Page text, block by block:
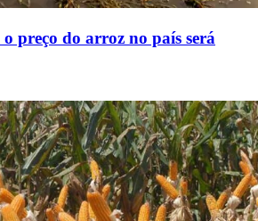
preço do arroz no país será